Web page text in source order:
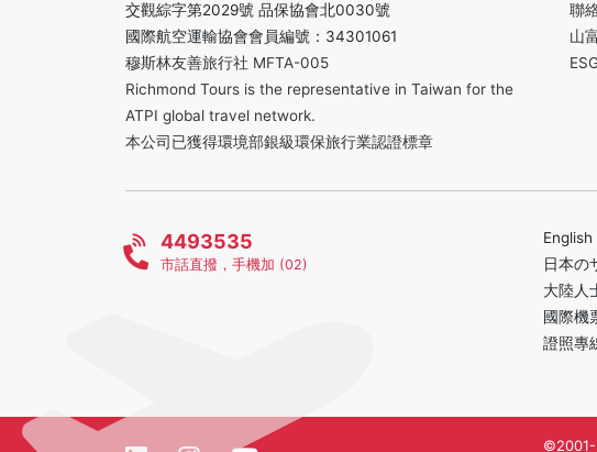
交觀綜字第2029號 品保協會北0030號
國際航空運輸協會會員編號：34301061
穆斯林友善旅行社 MFTA-005
Richmond Tours is the representative in Taiwan for the
ATPI global travel network.
本公司已獲得環境部銀級環保旅行業認證標章
聯
山
4493535
市話直撥，手機加 (02)
日本の
大陸人
國際機
證照專
©2001-